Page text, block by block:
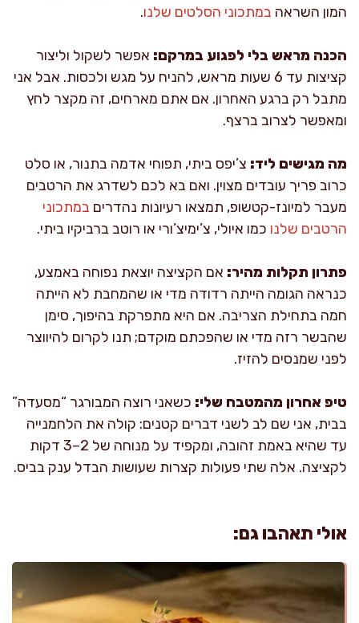
המון השראה במתכוני הסלטים שלנו.
הכנה מראש בלי לפגוע במרקם: אפשר לשקול וליצור
קציצות עד 6 שעות מראש, להניח על מגש ולכסות. אבל אני
מתבל רק ברגע האחרון. אם אתם מארחים, זה מקצר לחץ
ומאפשר לצרוב ברצף.
מה מגישים ליד: צ’יפס ביתי, תפוחי אדמה בתנור, או סלט
כרוב פריך עובדים מצוין. ואם בא לכם לשדרג את הרטבים
מעבר למיונז-קטשופ, תמצאו רעיונות נהדרים במתכוני
הרטבים שלנו כמו איולי, צ’ימיצ’ורי או רוטב ברביקיו ביתי.
פתרון תקלות מהיר: אם הקציצה יוצאת נפוחה באמצע,
כנראה הגומה הייתה רדודה מדי או שהמחבת לא הייתה
חמה בתחילת הצריבה. אם היא מתפרקת בהיפוך, סימן
שהבשר רזה מדי או שהפכתם מוקדם; תנו לקרום להיווצר
לפני שמנסים להזיז.
טיפ אחרון מהמטבח שלי: כשאני רוצה המבורגר “מסעדה”
בבית, אני שם לב לשני דברים קטנים: קולה את הלחמנייה
עד שהיא באמת זהובה, ומקפיד על מנוחה של 2–3 דקות
לקציצה. אלה שתי פעולות קצרות שעושות הבדל ענק בביס.
אולי תאהבו גם: